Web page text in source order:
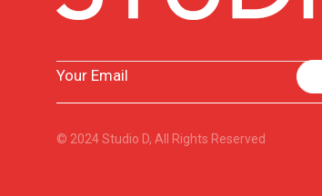
© 2024Studio D, All Rights Reserved